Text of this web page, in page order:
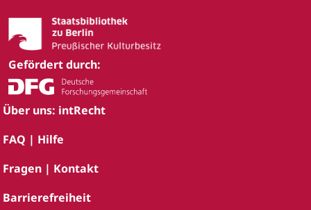
Gefördert durch:
Über uns: intRecht
FAQ | Hilfe
Fragen | Kontakt
Barrierefreiheit